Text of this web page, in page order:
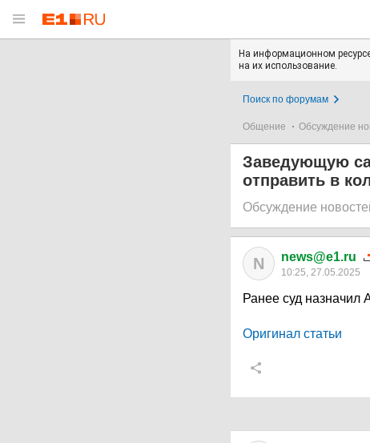
На информационном
на их использование.
Поиск по форумам
Общение Обсуждение
Заведующую
отправить в
Обсуждение
N news@e1.ru
10:25, 27.05.2025
Ранее суд назначил
Оригинал статьи